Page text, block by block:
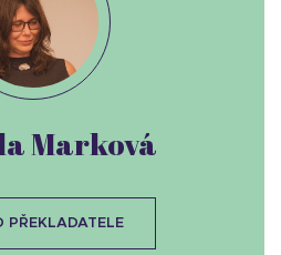
Marková
PŘEKLADATELE